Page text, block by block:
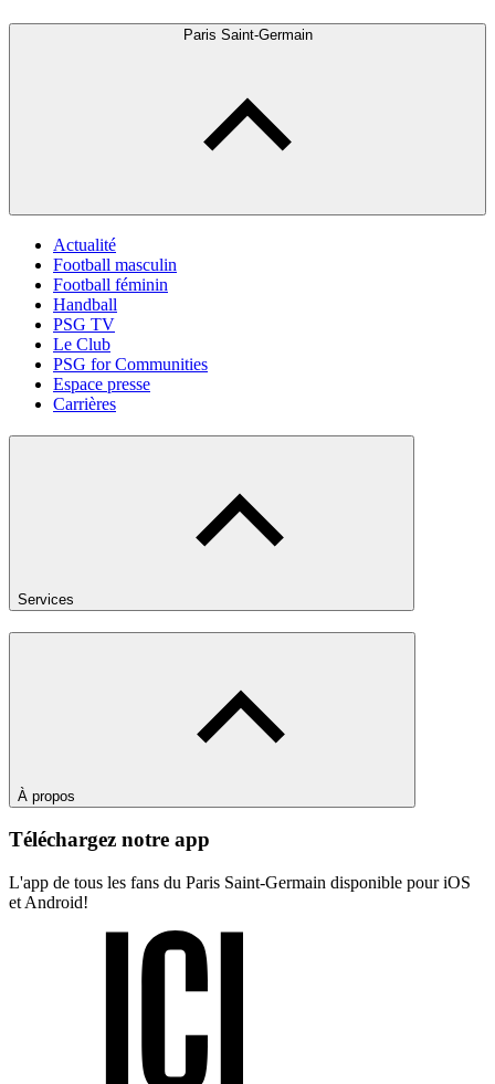
Paris Saint-Germain
Actualité
Football masculin
Football féminin
Handball
PSG TV
Le Club
PSG for Communities
Espace presse
Carrières
Services
À propos
Téléchargez notre app
L'app de tous les fans du Paris Saint-Germain disponible pour iOS
et Android!